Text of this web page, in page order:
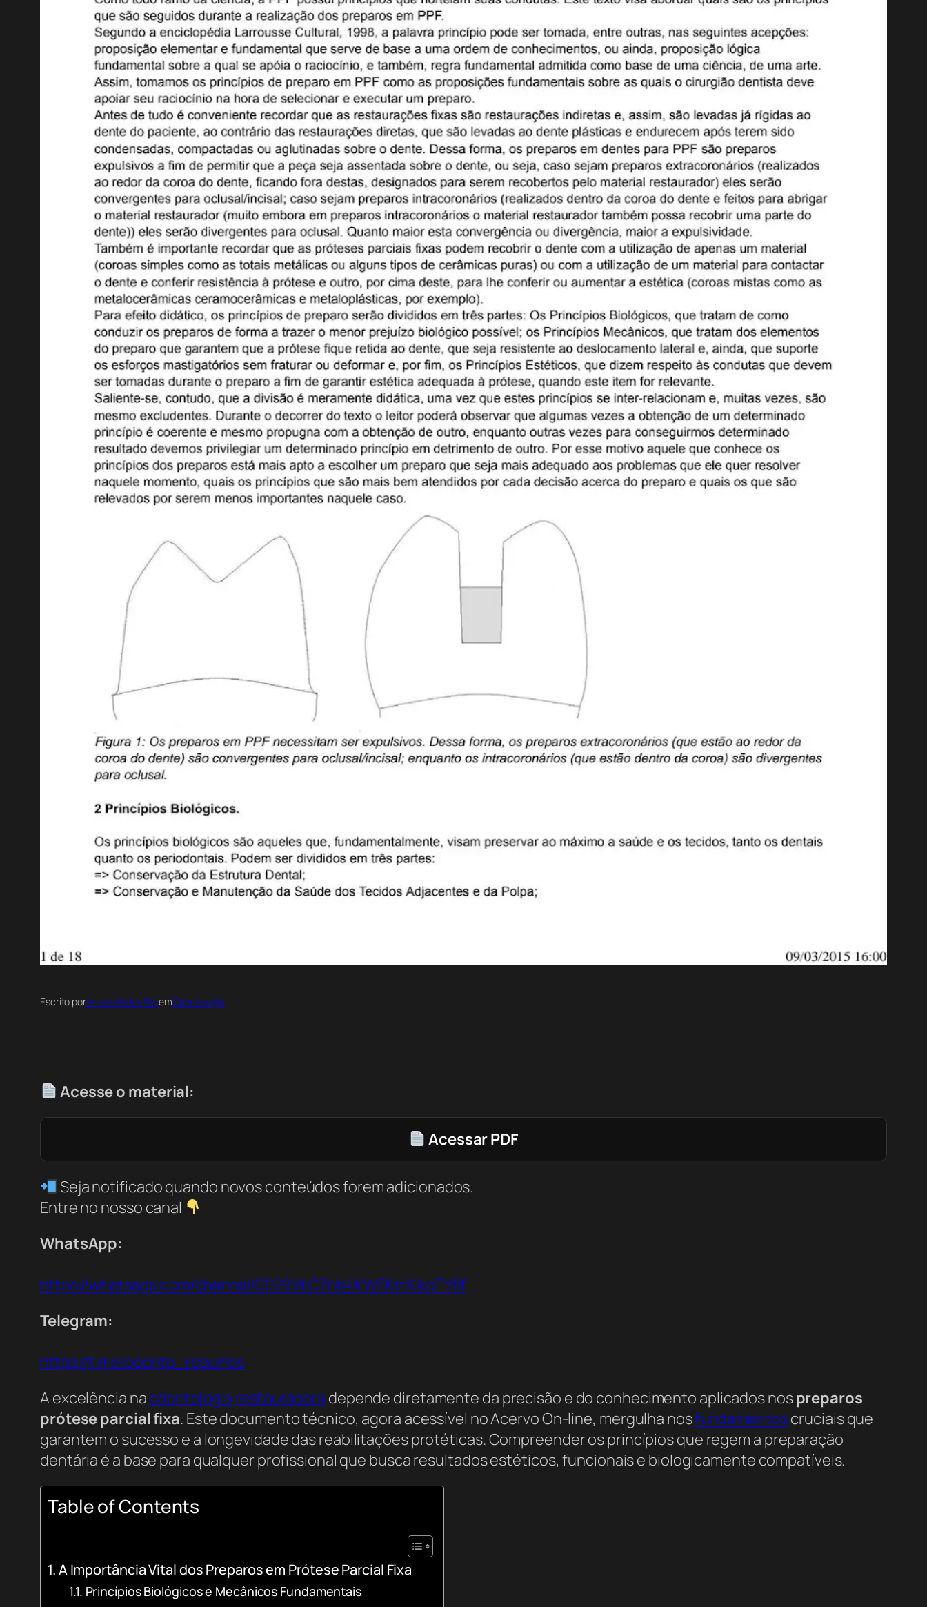
Escrito porAcervo Index BotemOdontologia
Acesse o material:
Acessar PDF
Seja notificado quando novos conteúdos forem adicionados.
Entre no nosso canal
WhatsApp:
https://whatsapp.com/channel/0029VbC7nb4KWEKmXikoTY0f
Telegram:
https://t.me/odonto_resumos
A excelência naodontologia restauradora depende diretamente da precisão e do conhecimento aplicados nospreparos
prótese parcial fixa. Este documento técnico, agora acessível no Acervo On-line, mergulha nosfundamentoscruciais que
garantem o sucesso e a longevidade das reabilitações protéticas. Compreender os princípios que regem a preparação
dentária é a base para qualquer profissional que busca resultados estéticos, funcionais e biologicamente compatíveis.
Table of Contents
A Importância Vital dos Preparos em Prótese Parcial Fixa
Princípios Biológicos e Mecânicos Fundamentais